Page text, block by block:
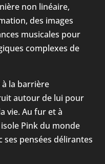
non linéaire,
des images
musicales pour
complexes de
la barrière
autour de lui pour
vie. Au fur et à
Pink du monde
ses pensées délirantes